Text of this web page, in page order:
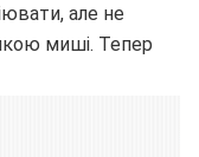
але не
миші. Тепер